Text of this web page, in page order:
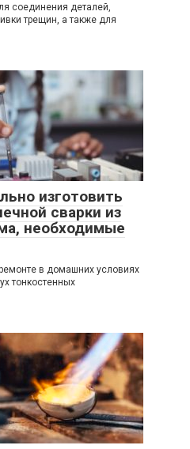
соединения деталей,
трещин, а также для
изготовить
сварки из
необходимые
в домашних условиях
тонкостенных